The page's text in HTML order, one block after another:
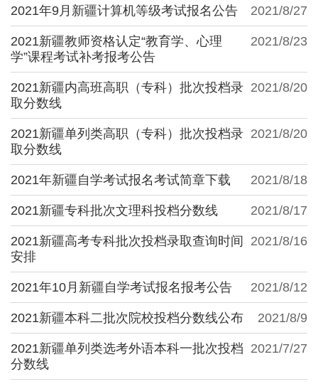
2021/8/27
2021年9月新疆计算机等级考试报名公告
2021/8/23
2021新疆教师资格认定“教育学、心理
学”课程考试补考报考公告
2021/8/20
2021新疆内高班高职（专科）批次投档录
取分数线
2021/8/20
2021新疆单列类高职（专科）批次投档录
取分数线
2021/8/18
2021年新疆自学考试报名考试简章下载
2021/8/17
2021新疆专科批次文理科投档分数线
2021/8/16
2021新疆高考专科批次投档录取查询时间
安排
2021/8/12
2021年10月新疆自学考试报名报考公告
2021/8/9
2021新疆本科二批次院校投档分数线公布
2021/7/27
2021新疆单列类选考外语本科一批次投档
分数线